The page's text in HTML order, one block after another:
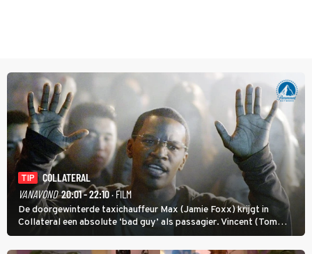
TIP
COLLATERAL
VANAVOND 20:01 - 22:10· FILM
De doorgewinterde taxichauffeur Max (Jamie Foxx) krijgt in
Collateral een absolute ‘bad guy’ als passagier. Vincent (Tom
Cruise) heeft hem nodig om hem de stad door te loodsen om een
wel heel lugubere reden.